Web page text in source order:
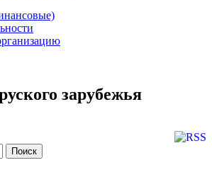
зарубежья